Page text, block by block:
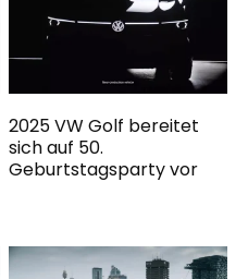
2025 VW Golf bereitet
sich auf 50.
Geburtstagsparty vor